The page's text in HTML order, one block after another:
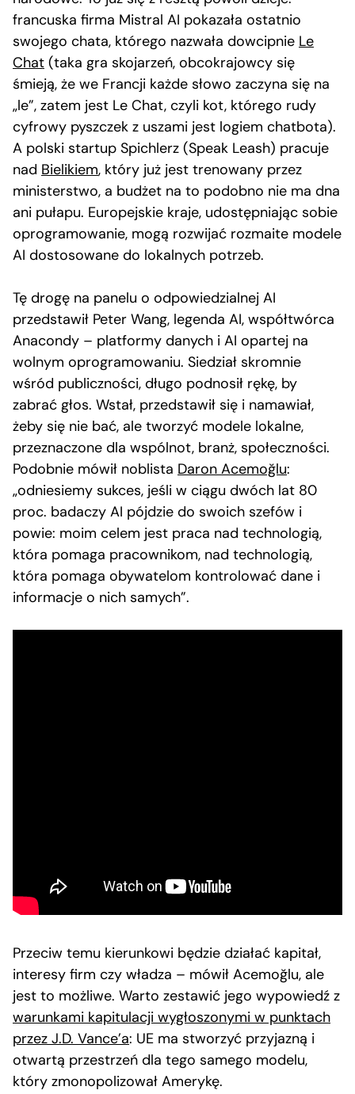
francuska firma Mistral AI pokazała ostatnio
swojego chata, którego nazwała dowcipnie Le
Chat (taka gra skojarzeń, obcokrajowcy się
śmieją, że we Francji każde słowo zaczyna się na
„le”, zatem jest Le Chat, czyli kot, którego rudy
cyfrowy pyszczek z uszami jest logiem chatbota).
A polski startup Spichlerz (Speak Leash) pracuje
nad Bielikiem, który już jest trenowany przez
ministerstwo, a budżet na to podobno nie ma dna
ani pułapu. Europejskie kraje, udostępniając sobie
oprogramowanie, mogą rozwijać rozmaite modele
AI dostosowane do lokalnych potrzeb.
Tę drogę na panelu o odpowiedzialnej AI
przedstawił Peter Wang, legenda AI, współtwórca
Anacondy – platformy danych i AI opartej na
wolnym oprogramowaniu. Siedział skromnie
wśród publiczności, długo podnosił rękę, by
zabrać głos. Wstał, przedstawił się i namawiał,
żeby się nie bać, ale tworzyć modele lokalne,
przeznaczone dla wspólnot, branż, społeczności.
Podobnie mówił noblista Daron Acemoğlu:
„odniesiemy sukces, jeśli w ciągu dwóch lat 80
proc. badaczy AI pójdzie do swoich szefów i
powie: moim celem jest praca nad technologią,
która pomaga pracownikom, nad technologią,
która pomaga obywatelom kontrolować dane i
informacje o nich samych”.
Przeciw temu kierunkowi będzie działać kapitał,
interesy firm czy władza – mówił Acemoğlu, ale
jest to możliwe. Warto zestawić jego wypowiedź z
warunkami kapitulacji wygłoszonymi w punktach
przez J.D. Vance’a: UE ma stworzyć przyjazną i
otwartą przestrzeń dla tego samego modelu,
który zmonopolizował Amerykę.